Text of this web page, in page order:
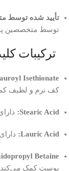
تأیید شده توسط
توسط متخصصین
ترکیبات
Isethionate:
کف نرم و لطیف
Stearic Acid:
Lauric Acid:
Betaine:
پوست کمک